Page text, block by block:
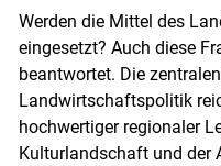
Werden die Mittel des
eingesetzt? Auch diese
beantwortet. Die
Landwirtschaftspolitik
hochwertiger regionaler
Kulturlandschaft und der